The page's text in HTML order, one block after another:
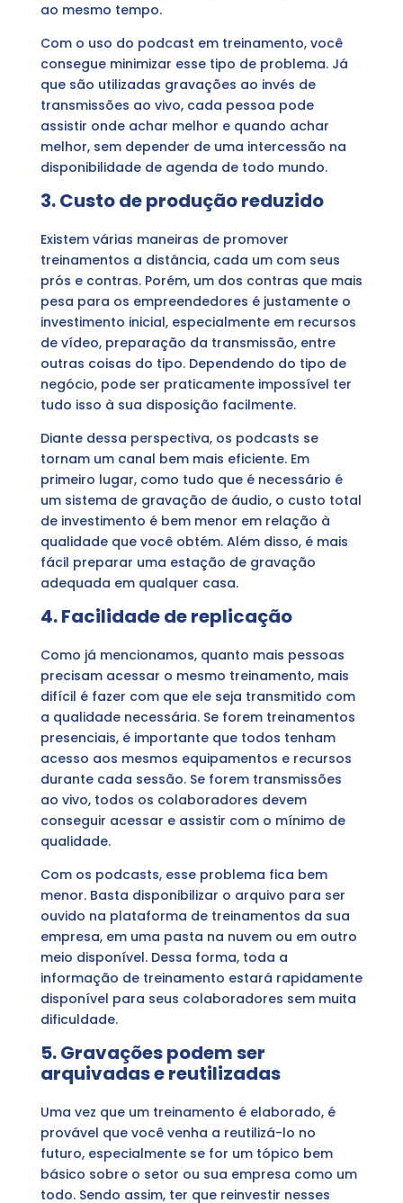
ao mesmo tempo.
Com o uso do podcast em treinamento, você
consegue minimizar esse tipo de problema. Já
que são utilizadas gravações ao invés de
transmissões ao vivo, cada pessoa pode
assistir onde achar melhor e quando achar
melhor, sem depender de uma intercessão na
disponibilidade de agenda de todo mundo.
3. Custo de produção reduzido
Existem várias maneiras de promover
treinamentos a distância, cada um com seus
prós e contras. Porém, um dos contras que mais
pesa para os empreendedores é justamente o
investimento inicial, especialmente em recursos
de vídeo, preparação da transmissão, entre
outras coisas do tipo. Dependendo do tipo de
negócio, pode ser praticamente impossível ter
tudo isso à sua disposição facilmente.
Diante dessa perspectiva, os podcasts se
tornam um canal bem mais eficiente. Em
primeiro lugar, como tudo que é necessário é
um sistema de gravação de áudio, o custo total
de investimento é bem menor em relação à
qualidade que você obtém. Além disso, é mais
fácil preparar uma estação de gravação
adequada em qualquer casa.
4. Facilidade de replicação
Como já mencionamos, quanto mais pessoas
precisam acessar o mesmo treinamento, mais
difícil é fazer com que ele seja transmitido com
a qualidade necessária. Se forem treinamentos
presenciais, é importante que todos tenham
acesso aos mesmos equipamentos e recursos
durante cada sessão. Se forem transmissões
ao vivo, todos os colaboradores devem
conseguir acessar e assistir com o mínimo de
qualidade.
Com os podcasts, esse problema fica bem
menor. Basta disponibilizar o arquivo para ser
ouvido na plataforma de treinamentos da sua
empresa, em uma pasta na nuvem ou em outro
meio disponível. Dessa forma, toda a
informação de treinamento estará rapidamente
disponível para seus colaboradores sem muita
dificuldade.
5. Gravações podem ser
arquivadas e reutilizadas
Uma vez que um treinamento é elaborado, é
provável que você venha a reutilizá-lo no
futuro, especialmente se for um tópico bem
básico sobre o setor ou sua empresa como um
todo. Sendo assim, ter que reinvestir nesses